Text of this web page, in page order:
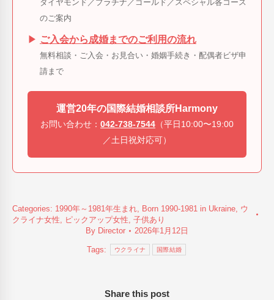
ダイヤモンド／プラチナ／ゴールド／スペシャル各コース
のご案内
▶ ご入会から成婚までのご利用の流れ
無料相談・ご入会・お見合い・婚姻手続き・配偶者ビザ申
請まで
運営20年の国際結婚相談所Harmony
お問い合わせ： 042-738-7544 （平日10:00〜19:00
／土日祝対応可）
Categories: 1990年～1981年生まれ, Born 1990-1981 in Ukraine, ウ
クライナ女性, ピックアップ女性, 子供あり
By Director 2026年1月12日
Tags: ウクライナ 国際結婚
Share this post